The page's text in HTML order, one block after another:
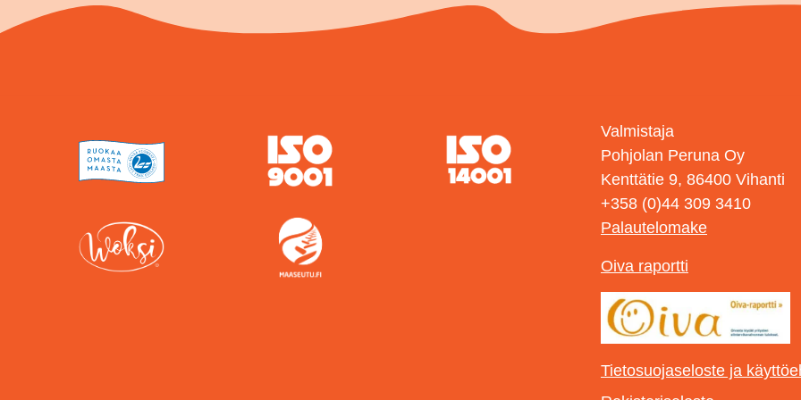
Valmistaja
Pohjolan Peruna Oy
Kenttätie 9, 86400 Vihanti
+358 (0)44 309 3410
Palautelomake
Oiva raportti
Tietosuojaseloste ja